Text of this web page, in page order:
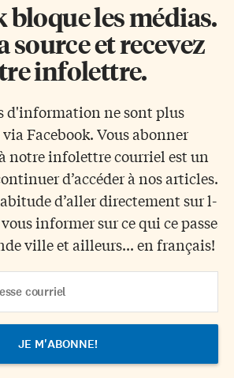
bloque les médias.
source et recevez
infolettre.
d'information ne sont plus
Facebook. Vous abonner
notre infolettre courriel est un
d’accéder à nos articles.
d’aller directement sur l-
informer sur ce qui ce passe
ville et ailleurs... en français!